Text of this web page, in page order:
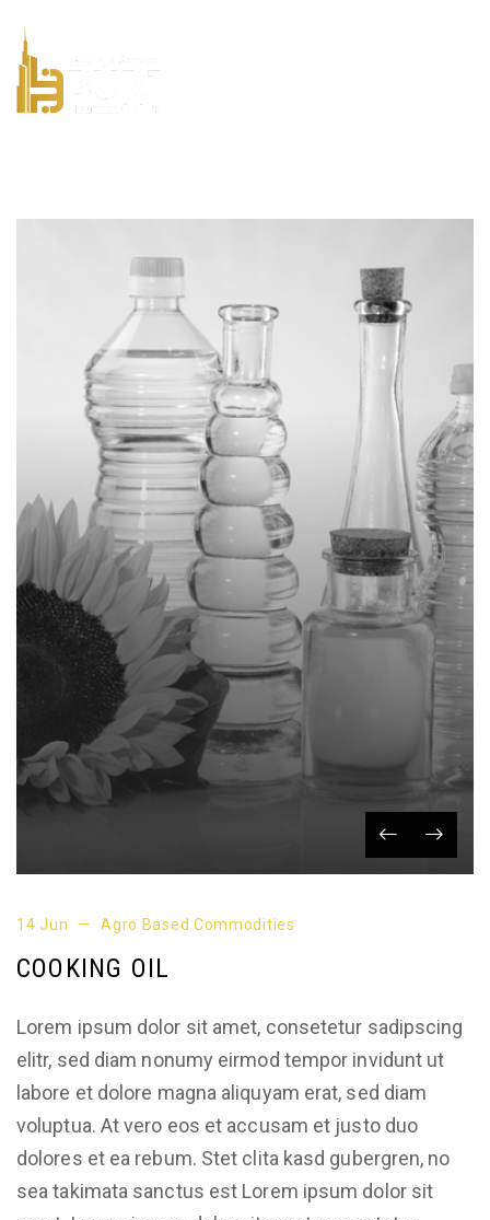
14 Jun Agro Based Commodities
COOKING OIL
Lorem ipsum dolor sit amet, consetetur sadipscing
elitr, sed diam nonumy eirmod tempor invidunt ut
labore et dolore magna aliquyam erat, sed diam
voluptua. At vero eos et accusam et justo duo
dolores et ea rebum. Stet clita kasd gubergren, no
sea takimata sanctus est Lorem ipsum dolor sit